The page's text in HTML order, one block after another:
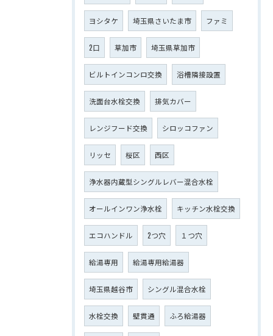
ヨシタケ 埼玉県さいたま市 ファミ
2口 草加市 埼玉県草加市
ビルトインコンロ交換 浴槽隣接設置
洗面台水栓交換 排気カバー
レンジフード交換 シロッコファン
リッセ 桜区 西区
浄水器内蔵型シングルレバー混合水栓
オールインワン浄水栓 キッチン水栓交換
エコハンドル 2つ穴 １つ穴
給湯専用 給湯専用給湯器
埼玉県越谷市 シングル混合水栓
水栓交換 壁貫通 ふろ給湯器